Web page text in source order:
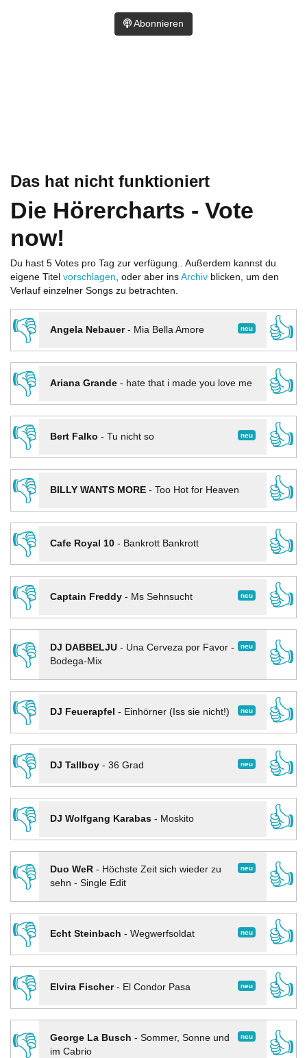
Das hat nicht funktioniert
Die Hörercharts - Vote
now!
Du hast 5 Votes pro Tag zur verfügung.. Außerdem kannst du
eigene Titel vorschlagen, oder aber ins Archiv blicken, um den
Verlauf einzelner Songs zu betrachten.
👎 neu
Angela Nebauer- Mia Bella Amore
👍
👎
Ariana Grande- hate that i made you love me
👍
👎
neu
Bert Falko - Tu nicht so
👍
👎
BILLY WANTS MORE- Too Hot for Heaven
👍
👎
Cafe Royal 10- Bankrott Bankrott
👍
👎
neu
Captain Freddy- Ms Sehnsucht
👍
👎
neu
DJ DABBELJU- Una Cerveza por Favor -
Bodega-Mix
👍
👎
neu
DJ Feuerapfel - Einhörner (Iss sie nicht!)
👍
👎
neu
DJ Tallboy- 36 Grad
👍
👎
DJ Wolfgang Karabas- Moskito
👍
👎
neu
Duo WeR- Höchste Zeit sich wieder zu
sehn - Single Edit
👍
👎
neu
Echt Steinbach - Wegwerfsoldat
👍
👎
neu
Elvira Fischer- El Condor Pasa
👍
👎
neu
George La Busch - Sommer, Sonne und
im Cabrio
👍
Abonnieren